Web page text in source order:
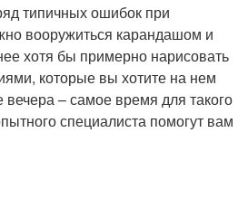
типичных ошибок при
вооружиться карандашом и
хотя бы примерно нарисовать
которые вы хотите на нем
вечера – самое время для такого
специалиста помогут вам